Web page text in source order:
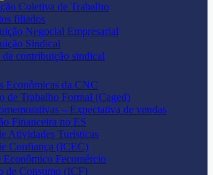
Coletiva de Trabalho
filiados
Negocial Empresarial
Sindical
contribuição sindical
Econômicas da CNC
de Trabalho Formal (Caged)
– Expectativa de vendas
Financeira no ES
Atividades Turísticas
Confiança (ICEC)
Econômico Fecomércio
de Consumo (ICF)